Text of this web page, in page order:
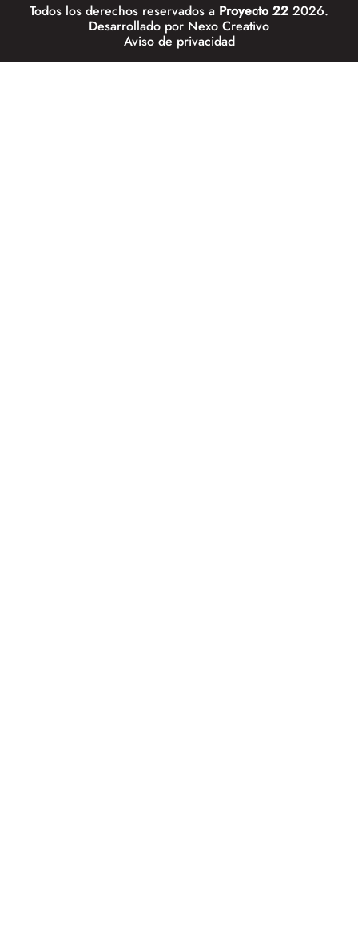
Todos los derechos reservados a Proyecto 22 2026.
Desarrollado por Nexo Creativo
Aviso de privacidad